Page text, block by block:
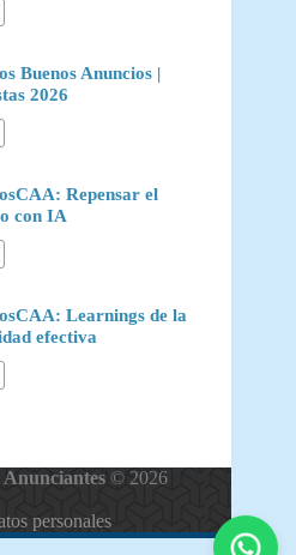
Buenos Anuncios |
2026
Repensar el
con IA
Learnings de la
efectiva
© 2026
personales